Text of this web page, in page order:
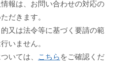
報は、お問い合わせの対応の
だきます。
的又は法令等に基づく要請の範
いません。
いては、
こちら をご確認くだ